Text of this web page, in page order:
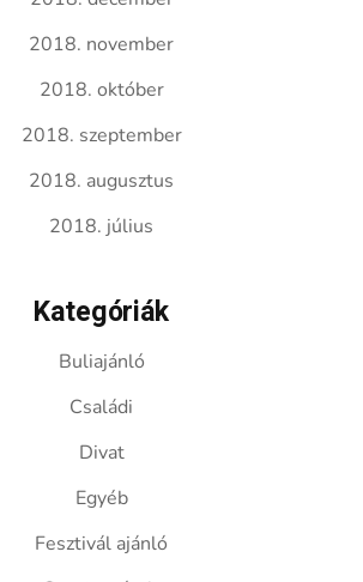
2018. november
2018. október
2018. szeptember
2018. augusztus
2018. július
Kategóriák
Buliajánló
Családi
Divat
Egyéb
Fesztivál ajánló